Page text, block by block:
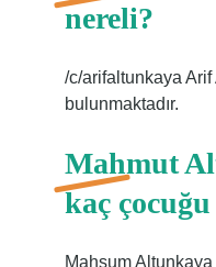
nereli?
/c/arifaltunkaya Arif
bulunmaktadır.
Mahmut
kaç
Mahsum